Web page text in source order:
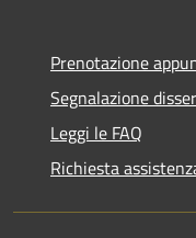
Prenotazione
Segnalazione
Leggi le FAQ
Richiesta